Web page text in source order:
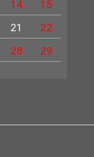
14
15
21
22
28
29